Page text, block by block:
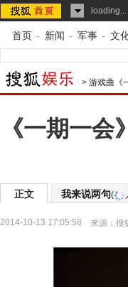
loading...
首页 - 新闻 - 军事 - 文
> 游戏曲《
《一期一
正文 我来说两句(
2014-10-13 17:05:58 来源： 搜